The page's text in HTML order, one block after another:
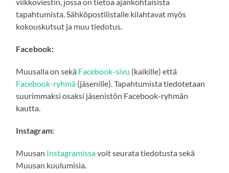
tapahtumista. Sähköpostilistalle kilahtavat myös
kokouskutsut ja muu tiedotus.
Facebook:
Muusalla on sekä Facebook-sivu (kaikille) että
Facebook-ryhmä (jäsenille). Tapahtumista tiedotetaan
suurimmaksi osaksi jäsenistön Facebook-ryhmän
kautta.
Instagram:
Muusan Instagramissavoit seurata tiedotusta sekä
Muusan kuulumisia.